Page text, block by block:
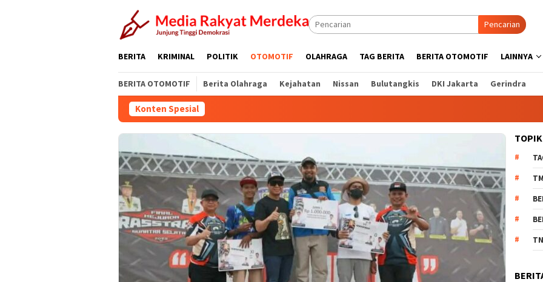
Pencarian
BERITA KRIMINAL POLITIK OTOMOTIF OLAHRAGA TAG BERITA BERITA OTOMOTIF LAINNYA
BERITA OTOMOTIF Berita Olahraga Kejahatan Nissan Bulutangkis DKI Jakarta Gerindra
Konten Spesial